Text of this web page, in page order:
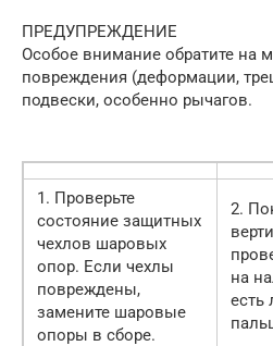
ПРЕДУПРЕЖДЕНИЕ
Особое внимание обратите на
повреждения (деформации,
подвески, особенно рычагов.
1. Проверьте
состояние защитных
чехлов шаровых
опор. Если чехлы
повреждены,
замените шаровые
опоры в сборе.
2.
на